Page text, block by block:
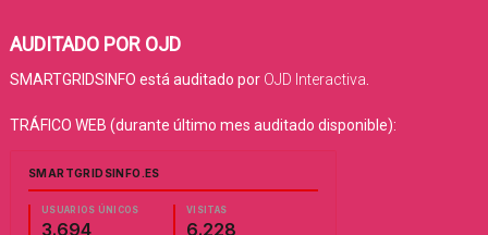
AUDITADO POR OJD
SMARTGRIDSINFO está auditado por OJD Interactiva
TRÁFICO WEB (durante último mes auditado disponible):